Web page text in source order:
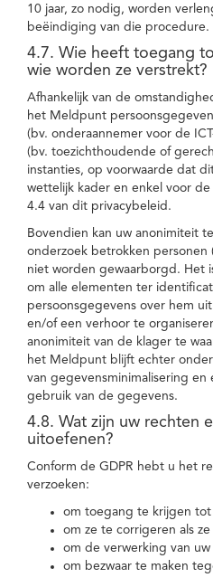
10 jaar, zo nodig, worden
beëindiging van die procedure.
4.7. Wie heeft toegang
wie worden ze verstrekt?
Afhankelijk van de
het Meldpunt
(bv. onderaannemer voor de
(bv. toezichthoudende of
instanties, op voorwaarde dat
wettelijk kader en enkel voor
4.4 van dit privacybeleid.
Bovendien kan uw anonimiteit
onderzoek betrokken
niet worden gewaarborgd. Het
om alle elementen ter
persoonsgegevens over hem
en/of een verhoor te
anonimiteit van de klager te
het Meldpunt blijft echter
van gegevensminimalisering
gebruik van de gegevens.
4.8. Wat zijn uw rechten
uitoefenen?
Conform de GDPR hebt u het
verzoeken:
om toegang te krijgen tot
om ze te corrigeren als
om de verwerking van
om bezwaar te maken